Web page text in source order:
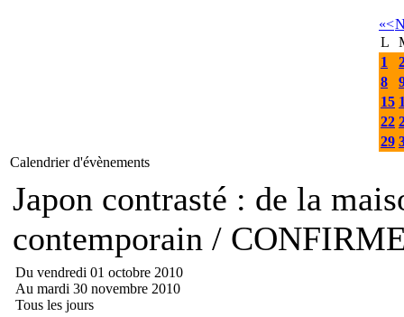
«<
L
1
8
15
22
29
Calendrier d'évènements
Japon contrasté : de la
contemporain /
Du vendredi 01 octobre 2010
Au mardi 30 novembre 2010
Tous les jours